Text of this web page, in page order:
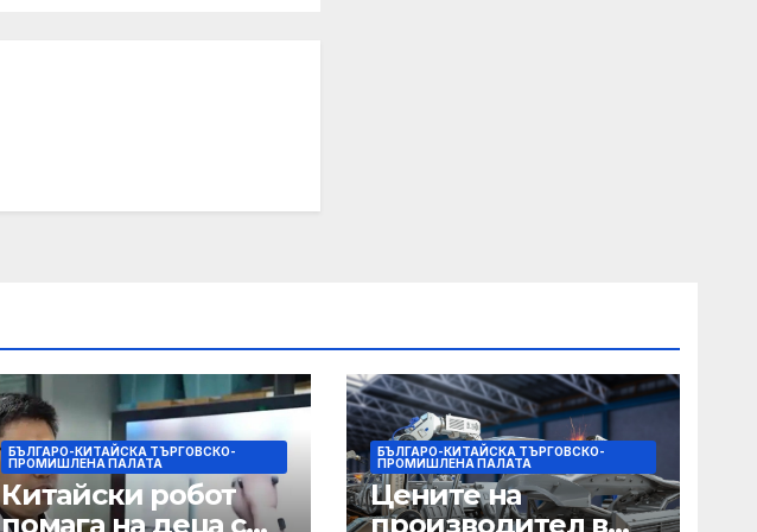
БЪЛГАРО-КИТАЙСКА ТЪРГОВСКО-
ПРОМИШЛЕНА ПАЛАТА
Китайски робот
помага на деца с
БЪЛГАРО-КИТАЙСКА ТЪРГОВСКО-
ПРОМИШЛЕНА ПАЛАТА
Цените на
производител в